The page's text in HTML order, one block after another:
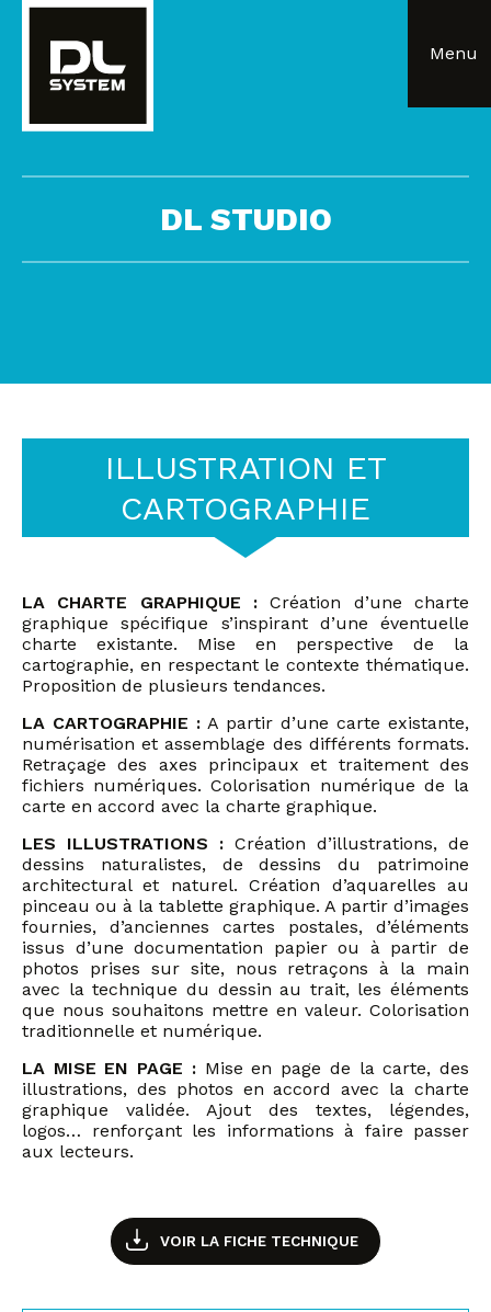
Menu
DL STUDIO
ILLUSTRATION ET
CARTOGRAPHIE
LA CHARTE GRAPHIQUE : Création d’une charte
graphique spécifique s’inspirant d’une éventuelle
charte existante. Mise en perspective de la
cartographie, en respectant le contexte thématique.
Proposition de plusieurs tendances.
LA CARTOGRAPHIE : A partir d’une carte existante,
numérisation et assemblage des différents formats.
Retraçage des axes principaux et traitement des
fichiers numériques. Colorisation numérique de la
carte en accord avec la charte graphique.
LES ILLUSTRATIONS : Création d’illustrations, de
dessins naturalistes, de dessins du patrimoine
architectural et naturel. Création d’aquarelles au
pinceau ou à la tablette graphique. A partir d’images
fournies, d’anciennes cartes postales, d’éléments
issus d’une documentation papier ou à partir de
photos prises sur site, nous retraçons à la main
avec la technique du dessin au trait, les éléments
que nous souhaitons mettre en valeur. Colorisation
traditionnelle et numérique.
LA MISE EN PAGE :Mise en page de la carte, des
illustrations, des photos en accord avec la charte
graphique validée. Ajout des textes, légendes,
logos… renforçant les informations à faire passer
aux lecteurs.
VOIR LA FICHE TECHNIQUE
Panneau de gestion des cookies